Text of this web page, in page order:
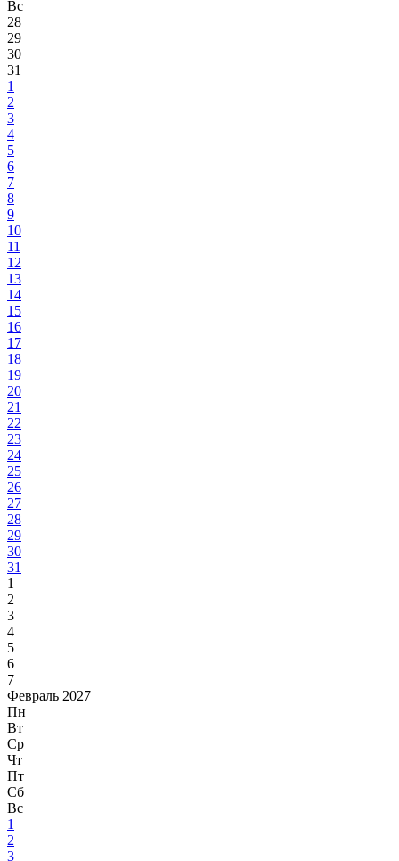
Вс
28
29
30
31
1
2
3
4
5
6
7
8
9
10
11
12
13
14
15
16
17
18
19
20
21
22
23
24
25
26
27
28
29
30
31
1
2
3
4
5
6
7
Февраль 2027
Пн
Вт
Ср
Чт
Пт
Сб
Вс
1
2
3